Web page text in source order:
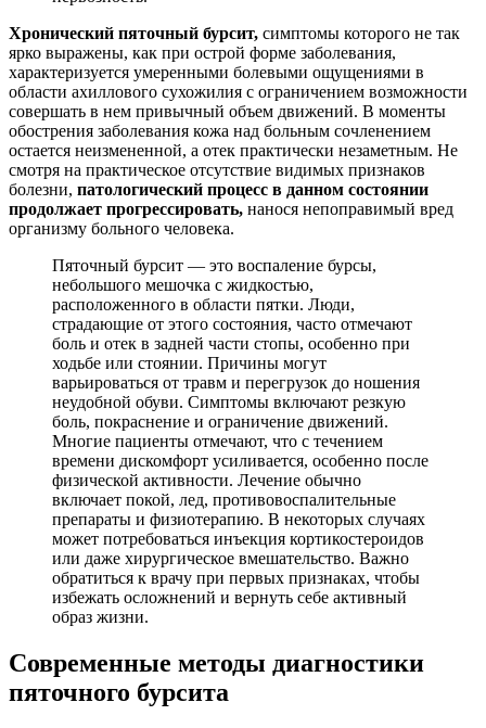
Хронический пяточный бурсит, симптомы которого не так
ярко выражены, как при острой форме заболевания,
характеризуется умеренными болевыми ощущениями в
области ахиллового сухожилия с ограничением возможности
совершать в нем привычный объем движений. В моменты
обострения заболевания кожа над больным сочленением
остается неизмененной, а отек практически незаметным. Не
смотря на практическое отсутствие видимых признаков
болезни, патологический процесс в данном состоянии
продолжает прогрессировать, нанося непоправимый вред
организму больного человека.
Пяточный бурсит — это воспаление бурсы,
небольшого мешочка с жидкостью,
расположенного в области пятки. Люди,
страдающие от этого состояния, часто отмечают
боль и отек в задней части стопы, особенно при
ходьбе или стоянии. Причины могут
варьироваться от травм и перегрузок до ношения
неудобной обуви. Симптомы включают резкую
боль, покраснение и ограничение движений.
Многие пациенты отмечают, что с течением
времени дискомфорт усиливается, особенно после
физической активности. Лечение обычно
включает покой, лед, противовоспалительные
препараты и физиотерапию. В некоторых случаях
может потребоваться инъекция кортикостероидов
или даже хирургическое вмешательство. Важно
обратиться к врачу при первых признаках, чтобы
избежать осложнений и вернуть себе активный
образ жизни.
Современные методы диагностики
пяточного бурсита